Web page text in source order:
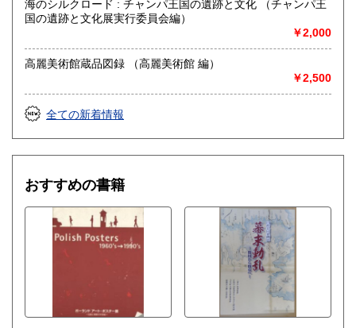
海のシルクロード : チャンパ王国の遺跡と文化 （チャンパ王
国の遺跡と文化展実行委員会編）
￥2,000
高麗美術館蔵品図録 （高麗美術館 編）
￥2,500
全ての新着情報
おすすめの書籍